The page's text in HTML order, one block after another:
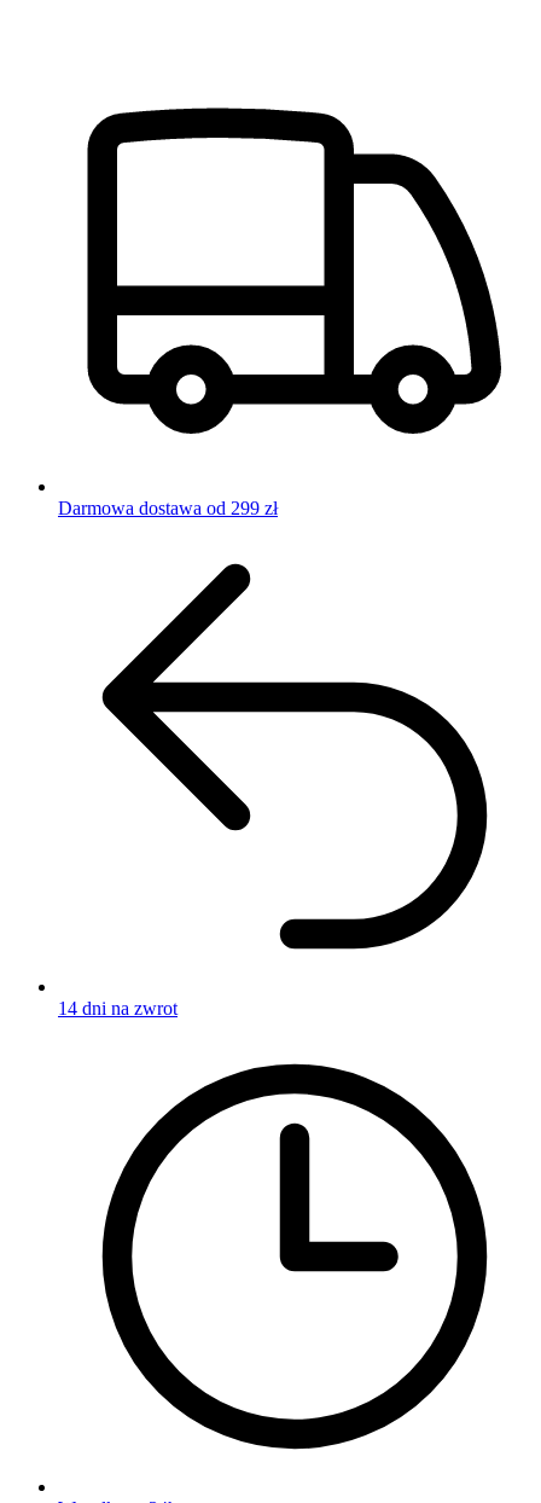
Darmowa dostawa od 299 zł
14 dni na zwrot